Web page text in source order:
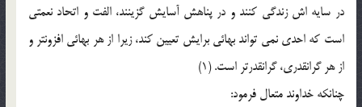
در سایه اش زندگی کنند و در پناهش آسایش گزینند، الفت و اتحاد نعمتی
است که احدی نمی تواند بهائی برایش تعیین کند، زیرا از هر بهائی افزونتر و
از هر گرانقدری، گرانقدرتر است. (1)
چنانکه خداوند متعال فرمود: